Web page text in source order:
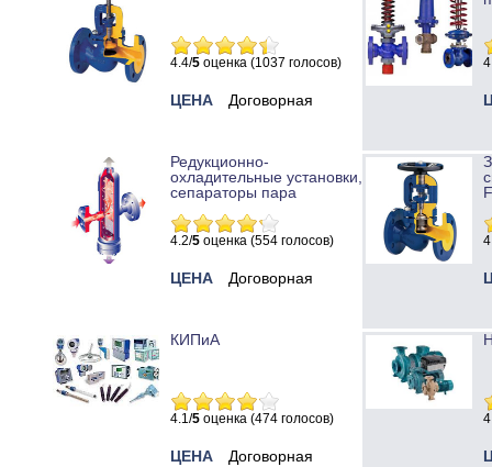
4.4/5 оценка (1037 голосов)
ЦЕНА Договорная
Редукционно-
охладительные установки,
сепараторы пара
4.2/5 оценка (554 голосов)
ЦЕНА Договорная
КИПиА
4.1/5 оценка (474 голосов)
ЦЕНА Договорная